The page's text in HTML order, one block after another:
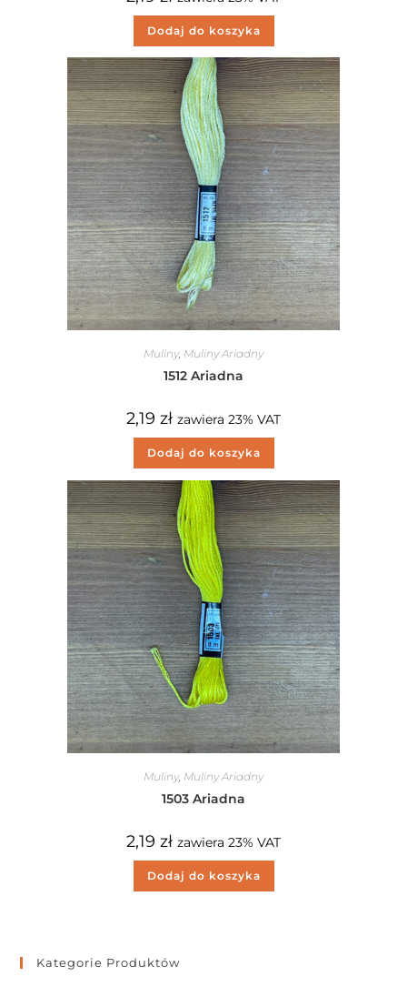
Dodaj do koszyka
Muliny, Muliny Ariadny
1512 Ariadna
2,19 zł zawiera 23% VAT
Dodaj do koszyka
Muliny, Muliny Ariadny
1503 Ariadna
2,19 zł zawiera 23% VAT
Dodaj do koszyka
Kategorie Produktów